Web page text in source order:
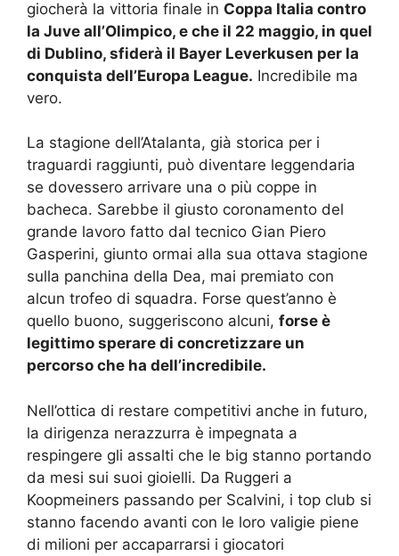
giocherà la vittoria finale in Coppa Italia contro
la Juve all’Olimpico, e che il 22 maggio, in quel
di Dublino, sfiderà il Bayer Leverkusen per la
conquista dell’Europa League. Incredibile ma
vero.
La stagione dell’Atalanta, già storica per i
traguardi raggiunti, può diventare leggendaria
se dovessero arrivare una o più coppe in
bacheca. Sarebbe il giusto coronamento del
grande lavoro fatto dal tecnico Gian Piero
Gasperini, giunto ormai alla sua ottava stagione
sulla panchina della Dea, mai premiato con
alcun trofeo di squadra. Forse quest’anno è
quello buono, suggeriscono alcuni, forse è
legittimo sperare di concretizzare un
percorso che ha dell’incredibile.
Nell’ottica di restare competitivi anche in futuro,
la dirigenza nerazzurra è impegnata a
respingere gli assalti che le big stanno portando
da mesi sui suoi gioielli. Da Ruggeri a
Koopmeiners passando per Scalvini, i top club si
stanno facendo avanti con le loro valigie piene
di milioni per accaparrarsi i giocatori